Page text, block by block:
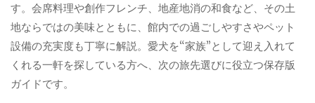
す。会席料理や創作フレンチ、地産地消の和食など、その土
地ならではの美味とともに、館内での過ごしやすさやペット
設備の充実度も丁寧に解説。愛犬を“家族”として迎え入れて
くれる一軒を探している方へ、次の旅先選びに役立つ保存版
ガイドです。